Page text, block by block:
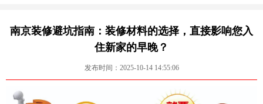
南京装修避坑指南：装修材料的选择，直接影响您入
住新家的早晚？
发布时间：2025-10-14 14:55:06